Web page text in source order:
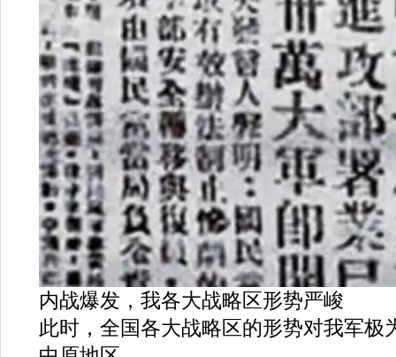
内战爆发，我各大战略区形势严峻
此时，全国各大战略区的形势对我军极